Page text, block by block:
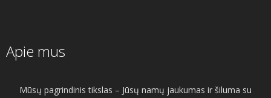
Apie mus
Mūsų pagrindinis tikslas – Jūsų namų jaukumas ir šiluma su